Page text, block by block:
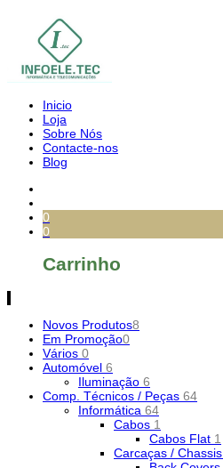
Inicio
Loja
Sobre Nós
Contacte-nos
Blog
0
0
Carrinho
Novos Produtos8
Em Promoção0
Vários 0
Automóvel 6
Iluminação 6
Comp. Técnicos / Peças 64
Informática 64
Cabos 1
Cabos Flat 1
Carcaças / Chassis